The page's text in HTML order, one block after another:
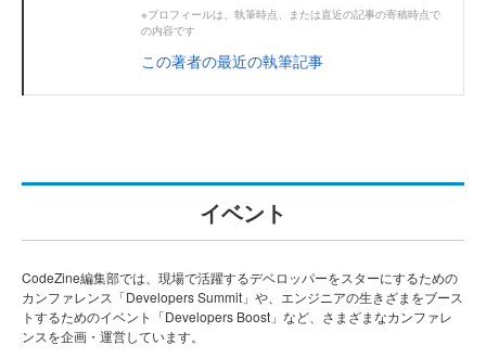
※プロフィールは、執筆時点、または直近の記事の寄稿時点で
の内容です
この著者の最近の執筆記事
イベント
CodeZine編集部では、現場で活躍するデベロッパーをスターにするための
カンファレンス「Developers Summit」や、エンジニアの生きざまをブース
トするためのイベント「Developers Boost」など、さまざまなカンファレ
ンスを企画・運営しています。